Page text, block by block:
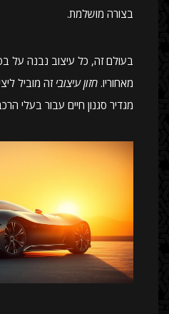
בצורה מושלמת.
בעולם זה, כל עיצוב נבנה על
מאחוריו. חזון עיצובי זה מוביל
מגדיר סגנון חיים עבור בעלי